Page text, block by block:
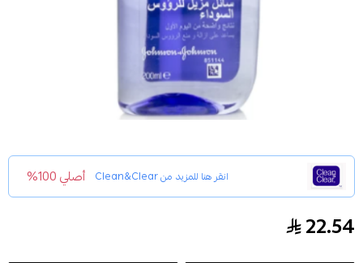
انقر هنا للمزيد منClean&Clear أصلي 100%
كلين اند كلير منظف لإزالة الرؤوس السوداء 200مل
22.54